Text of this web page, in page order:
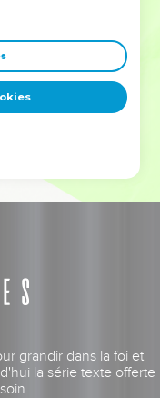
et responsables
afin que leurs erreurs
un ministère, une
expérience est faite
grandir dans la foi et
la série texte offerte